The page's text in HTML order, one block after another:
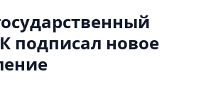
подписал новое